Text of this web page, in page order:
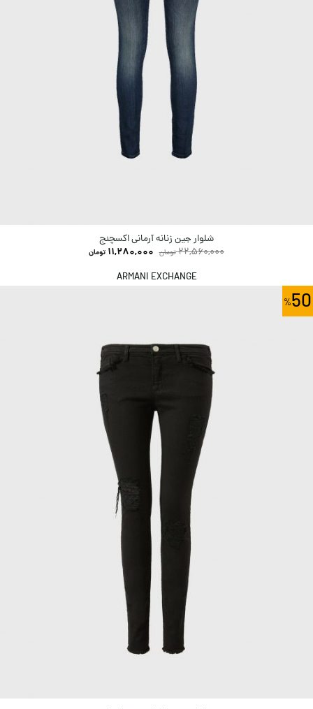
شلوار جین زنانه آرمانی اکسچنج
22,560,000 تومان 11,280,000 تومان
ARMANI EXCHANGE
50